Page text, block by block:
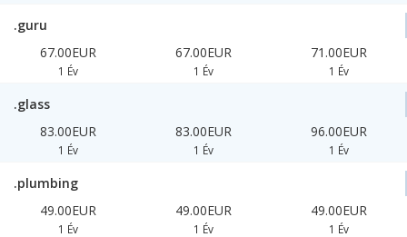
.guru
67.00EUR
1 Év
67.00EUR
1 Év
71.00EUR
1 Év
.glass
83.00EUR
1 Év
83.00EUR
1 Év
96.00EUR
1 Év
.plumbing
49.00EUR
1 Év
49.00EUR
1 Év
49.00EUR
1 Év